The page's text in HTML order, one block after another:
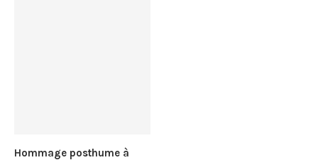
Hommage posthume à